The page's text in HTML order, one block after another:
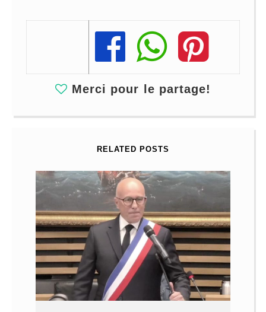
Share
Share
Share
Merci pour le partage!
RELATED POSTS